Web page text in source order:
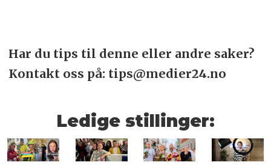
Har du tips til denne eller andre saker?
Kontakt oss på: tips@medier24.no
Ledige stillinger: